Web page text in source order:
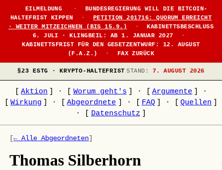
EILMELDUNG ·
BUNDESREGIERUNG WILL DIE BITCOIN-
HALTEFRIST KIPPEN
·
PETITION 201716: QUORUM ERREICHT
· WEITER MITZEICHNEN (BIS 15.9.)
·
KABINETTSBESCHLUSS
6. JULI · KLINGBEIL: AB 1. JANUAR 2027
·
KABINETTSFRIST FÜR DEN GESETZENTWURF: 12. AUGUST
(F.A.Z.)
· FAX ZURÜCK
§23 ESTG · KRYPTO-HALTEFRIST STAND: 7. AUGUST 2026
Aktion · Worum geht's · Argumente
·
Wirkung · Abgeordnete · FAQ · Quellen
·
Datenschutz
[← Alle Abgeordneten]
Thomas Silberhorn